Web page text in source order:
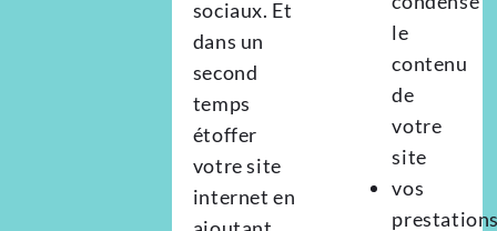
sociaux. Et
dans un
second
temps
étoffer
votre site
internet en
le
contenu
de
votre
site
vos